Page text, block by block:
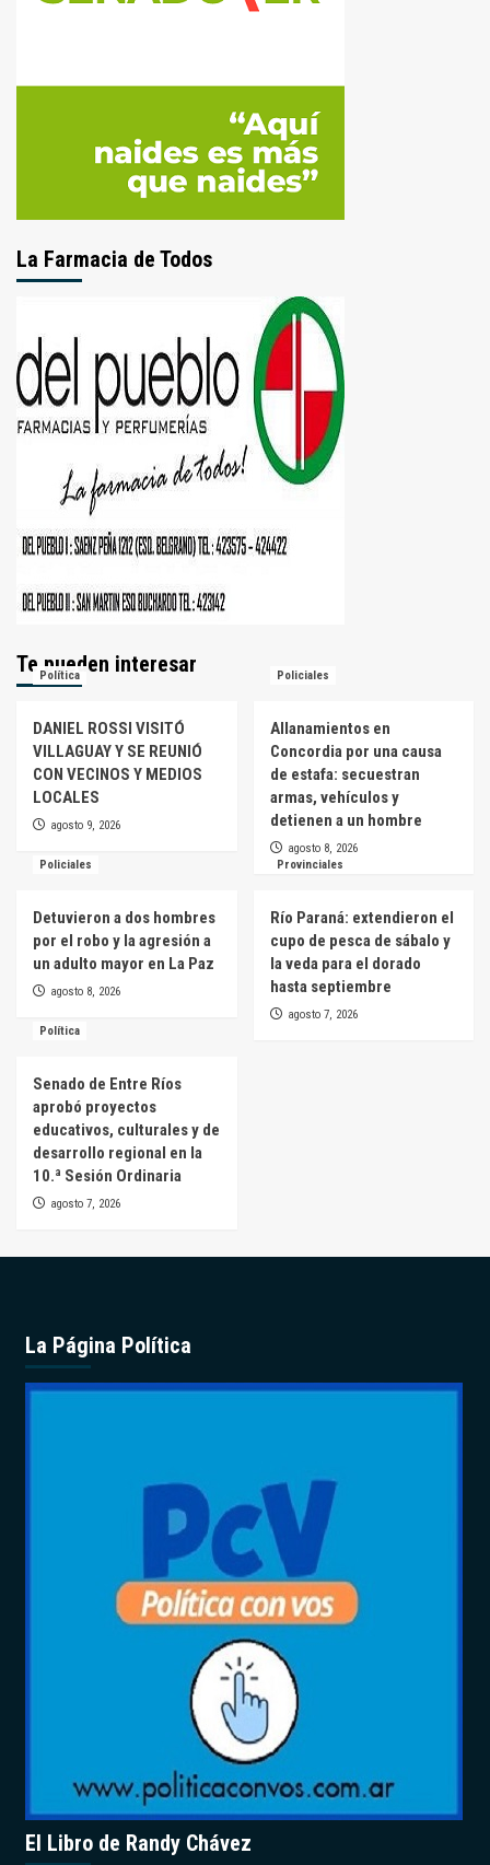
La Farmacia de Todos
Te pueden interesar
Política
DANIEL ROSSI VISITÓ
VILLAGUAY Y SE REUNIÓ
CON VECINOS Y MEDIOS
LOCALES
agosto 9, 2026
Policiales
Allanamientos en
Concordia por una causa
de estafa: secuestran
armas, vehículos y
detienen a un hombre
agosto 8, 2026
Policiales
Detuvieron a dos hombres
por el robo y la agresión a
un adulto mayor en La Paz
agosto 8, 2026
Provinciales
Río Paraná: extendieron el
cupo de pesca de sábalo y
la veda para el dorado
hasta septiembre
agosto 7, 2026
Política
Senado de Entre Ríos
aprobó proyectos
educativos, culturales y de
desarrollo regional en la
10.ª Sesión Ordinaria
agosto 7, 2026
La Página Política
El Libro de Randy Chávez